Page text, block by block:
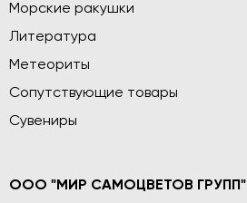
Морские ракушки
Литература
Метеориты
Сопутствующие товары
Сувениры
ООО "МИР САМОЦВЕТОВ ГРУПП"